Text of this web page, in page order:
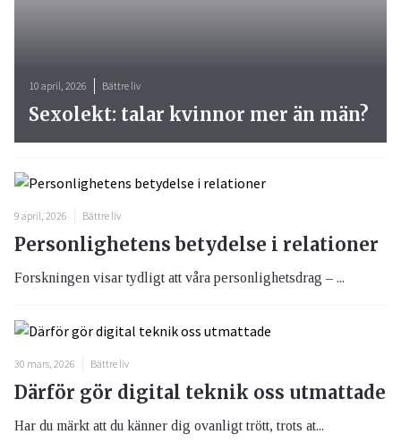
10 april, 2026 Bättre liv
Sexolekt: talar kvinnor mer än män?
9 april, 2026 Bättre liv
Personlighetens betydelse i relationer
Forskningen visar tydligt att våra personlighetsdrag – ...
30 mars, 2026 Bättre liv
Därför gör digital teknik oss utmattade
Har du märkt att du känner dig ovanligt trött, trots at...